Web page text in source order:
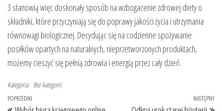
3 stanowią więc doskonały sposób na wzbogacenie zdrowej diety o
składniki, które przyczyniają się do poprawy jakości życia i utrzymania
równowagi biologicznej. Decydując się na codzienne spożywanie
posiłków opartych na naturalnych, nieprzetworzonych produktach,
możemy cieszyć się pełnią zdrowia i energią przez cały dzień.
Kategoria Bez kategorii
Nawigacja wpisu
Poprzedni wpis
POPRZEDNI NASTĘPNY